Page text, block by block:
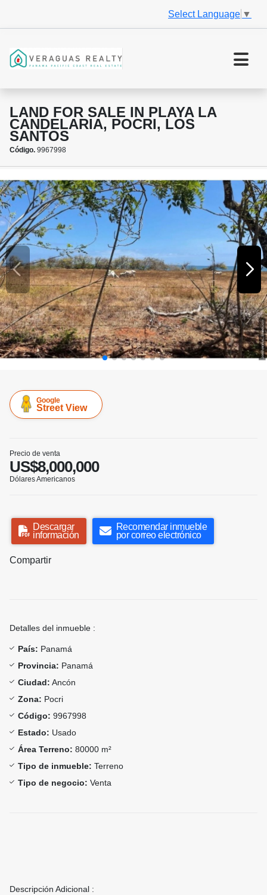
Select Language ▼
LAND FOR SALE IN PLAYA LA
CANDELARIA, POCRI, LOS
SANTOS
Código. 9967998
Google
Street View
Precio de venta
US$8,000,000
Dólares Americanos
Descargar
información
Recomendar inmueble
por correo electrónico
Compartir
Detalles del inmueble :
País: Panamá
Provincia: Panamá
Ciudad: Ancón
Zona: Pocri
Código: 9967998
Estado: Usado
Área Terreno: 80000 m²
Tipo de inmueble: Terreno
Tipo de negocio: Venta
Descripción Adicional :